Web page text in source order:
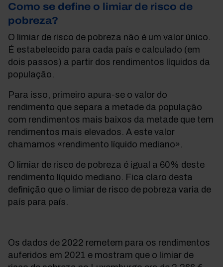
Como se define o limiar de risco de
pobreza?
O limiar de risco de pobreza não é um valor único
É estabelecido para cada país e calculado (em
dois passos) a partir dos rendimentos líquidos da
população.
Para isso, primeiro apura-se o valor do
rendimento que separa a metade da população
com rendimentos mais baixos da metade que tem
rendimentos mais elevados. A este valor
chamamos «rendimento líquido mediano».
O limiar de risco de pobreza é igual a 60% deste
rendimento líquido mediano. Fica claro desta
definição que o limiar de risco de pobreza varia de
país para país.
Os dados de 2022 remetem para os rendimentos
auferidos em 2021 e mostram que o limiar de